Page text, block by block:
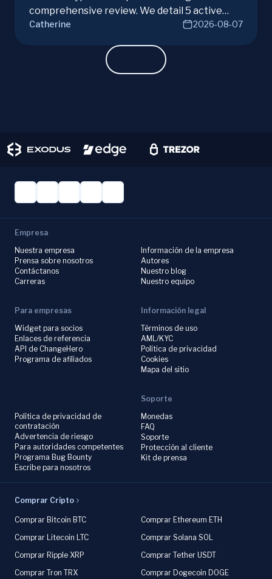
comprehensive review. We detail 5 active
campaigns, risks, benefits, and a vital checklist
Catherine 2026-08-07
Empresa
Nuestra empresa
Prensa sobre nosotros
Contáctanos
Carreras
Información de la empresa
Autores
Nuestro blog
Nuestro equipo
Para empresas
Widget para socios
Enlaces de referencia
API de ChangeHero
Programa de afiliados
Información legal
Términos de uso
AML/KYC
Política de privacidad
Cookies
Mapa del sitio
Política de privacidad de
contratación
Advertencia de riesgo
Para autoridades competentes
Programa Bug Bounty
Escribe para nosotros
Soporte
Monedas
FAQ
Soporte
Protección al cliente
Kit de prensa
Comprar Cripto
Comprar Bitcoin BTC
Comprar Ethereum ETH
Comprar Litecoin LTC
Comprar Solana SOL
Comprar Ripple XRP
Comprar Tether USDT
Comprar Tron TRX
Comprar Dogecoin DOGE